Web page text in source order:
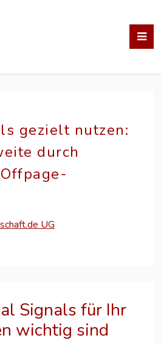
gezielt nutzen:
durch
UG
Signals für Ihr
wichtig sind